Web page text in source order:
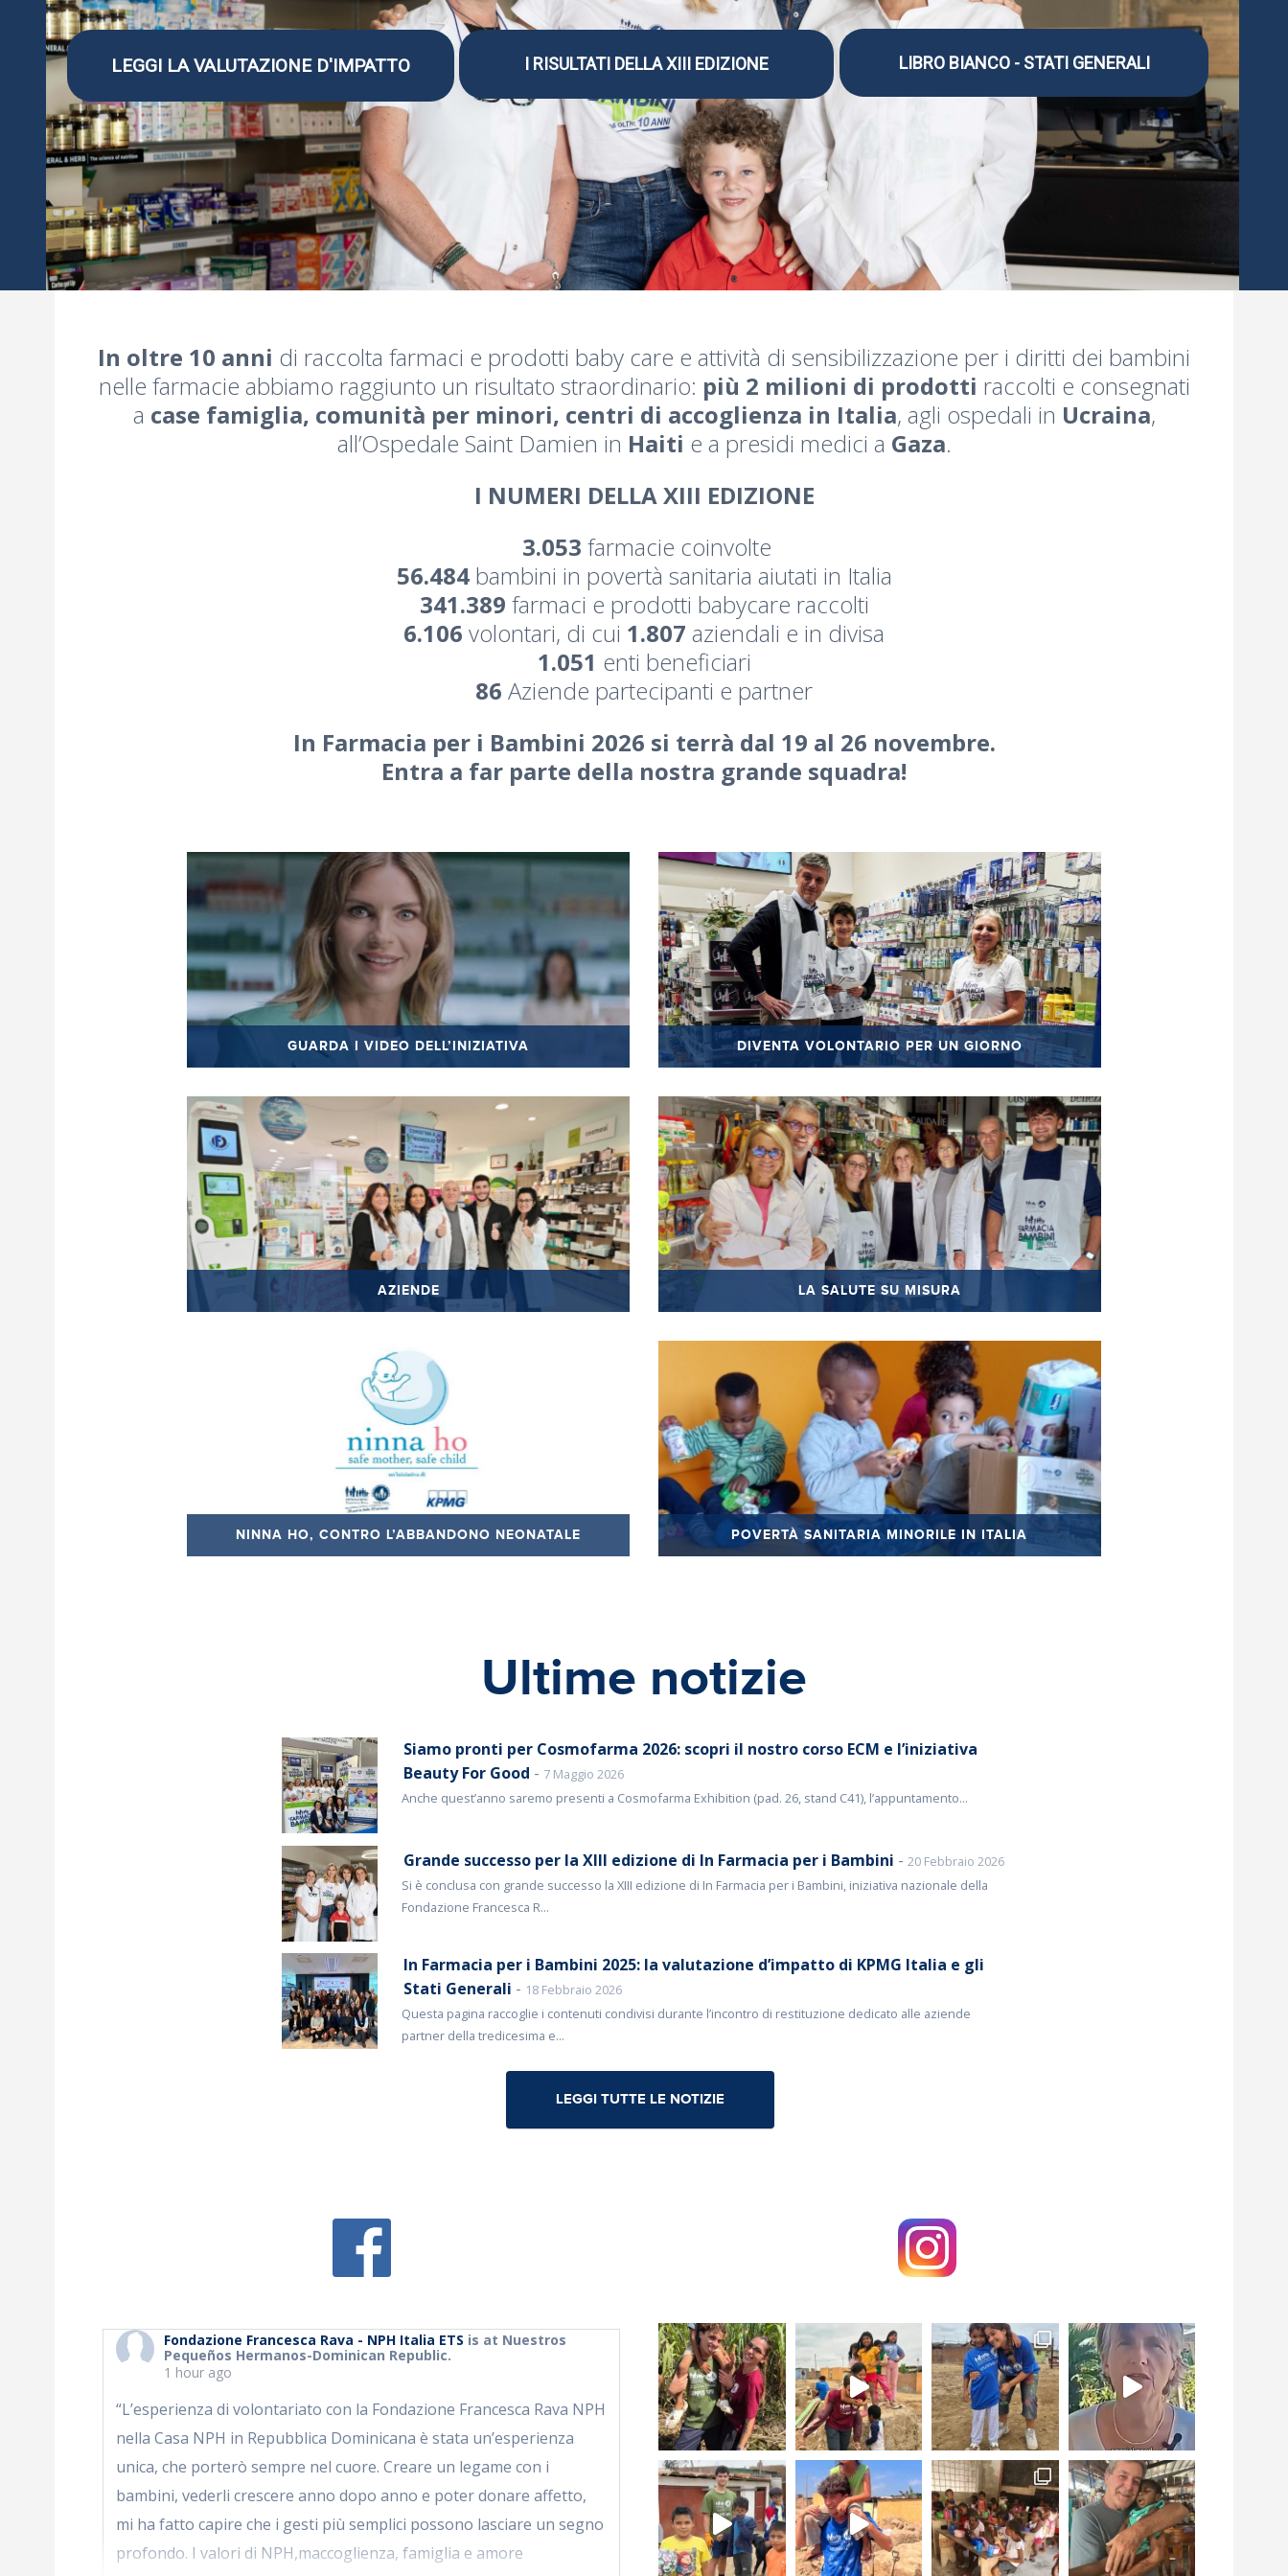
LEGGI LA VALUTAZIONE D'IMPATTO I RISULTATI DELLA XIII EDIZIONE
Vieni in farmacia e acquista un farmaco
LIBRO BIANCO - STATI GENERALI
In oltre 10 anni di raccolta farmaci e prodotti baby care e attività di sensibilizzazione per i diritti dei bambini
nelle farmacie abbiamo raggiunto un risultato straordinario: più 2 milioni di prodotti raccolti e consegnati
a case famiglia, comunità per minori, centri di accoglienza in Italia, agli ospedali in Ucraina,
all’Ospedale Saint Damien in Haiti e a presidi medici a Gaza.
I NUMERI DELLA XIII EDIZIONE
3.053 farmacie coinvolte
56.484bambini in povertà sanitaria aiutati in Italia
341.389 farmaci e prodotti babycare raccolti
6.106 volontari, di cui 1.807 aziendali e in divisa
1.051 enti beneficiari
86 Aziende partecipanti e partner
In Farmacia per i Bambini 2026 si terrà dal 19 al 26 novembre.
Entra a far parte della nostra grande squadra!
GUARDA I VIDEO DELL’INIZIATIVA DIVENTA VOLONTARIO PER UN GIORNO
AZIENDE LA SALUTE SU MISURA
NINNA HO, CONTRO L’ABBANDONO NEONATALE POVERTÀ SANITARIA MINORILE IN ITALIA
Ultime notizie
Siamo pronti per Cosmofarma 2026: scopri il nostro corso ECM e l’iniziativa
Beauty For Good - 7 Maggio 2026
Anche quest’anno saremo presenti a Cosmofarma Exhibition (pad. 26, stand C41), l’appuntamento...
Grande successo per la XIII edizione di In Farmacia per i Bambini -20 Febbraio 2026
Si è conclusa con grande successo la XIII edizione di In Farmacia per i Bambini, iniziativa nazionale della
Fondazione Francesca R...
In Farmacia per i Bambini 2025: la valutazione d’impatto di KPMG Italia e gli
Stati Generali - 18 Febbraio 2026
Questa pagina raccoglie i contenuti condivisi durante l’incontro di restituzione dedicato alle aziende
partner della tredicesima e...
LEGGI TUTTE LE NOTIZIE
Fondazione Francesca Rava - NPH Italia ETS is at Nuestros
Pequeños Hermanos-Dominican Republic.
1 hour ago
“L’esperienza di volontariato con la Fondazione Francesca Rava NPH
nella Casa NPH in Repubblica Dominicana è stata un’esperienza
unica, che porterò sempre nel cuore. Creare un legame con i
bambini, vederli crescere anno dopo anno e poter donare affetto,
mi ha fatto capire che i gesti più semplici possono lasciare un segno
profondo. I valori di NPH,maccoglienza, famiglia e amore